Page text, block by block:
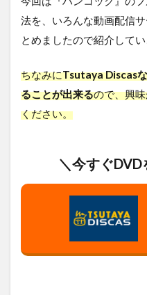
法を、いろんな動画配信
とめましたので紹介して
ちなみにTsutaya Discas
ることが出来るので、興
ください。
＼今すぐ